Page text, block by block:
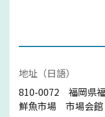
地址（日語）
810-0072 福岡県
鮮魚市場 市場会館